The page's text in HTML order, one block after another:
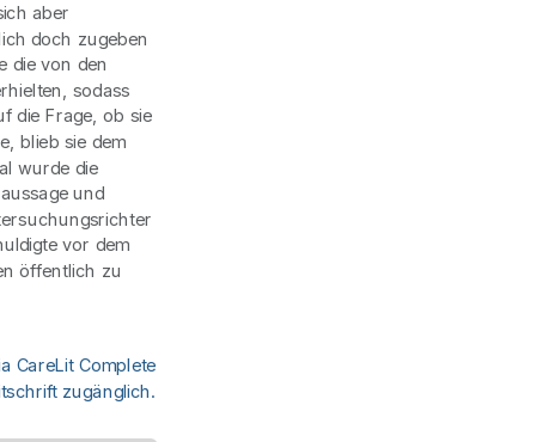
aber
doch zugeben
die von den
sodass
die Frage, ob sie
blieb sie dem
wurde die
und
vor dem
öffentlich zu
CareLit Complete
zugänglich.